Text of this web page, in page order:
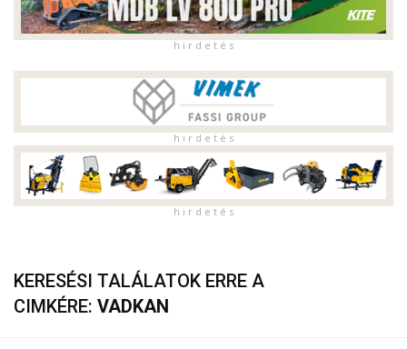
h i r d e t é s
h i r d e t é s
h i r d e t é s
KERESÉSI TALÁLATOK ERRE A
CIMKÉRE: VADKAN